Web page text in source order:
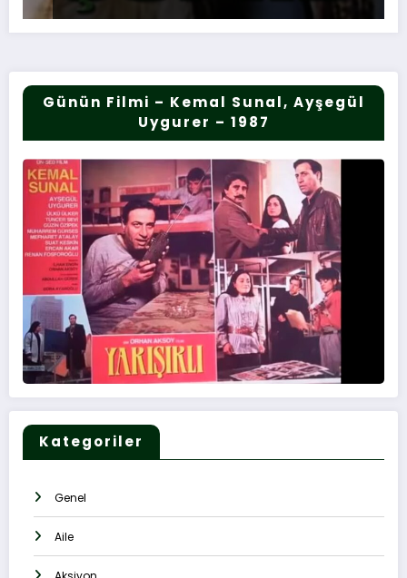
Günün Filmi – Kemal Sunal, Ayşegül
Uygurer – 1987
Kategoriler
Genel
Aile